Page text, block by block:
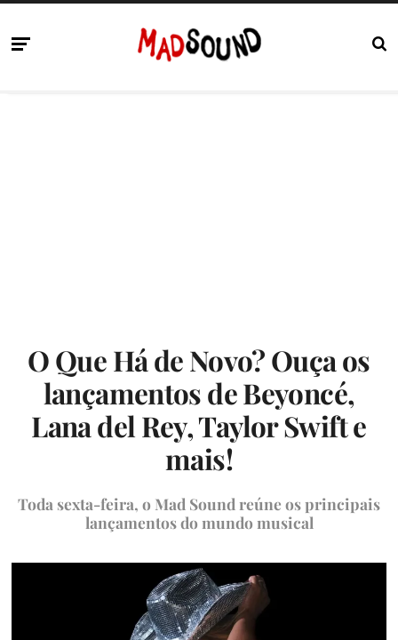
O Que Há de Novo? Ouça os
lançamentos de Beyoncé,
Lana del Rey, Taylor Swift e
mais!
Toda sexta-feira, o Mad Sound reúne os principais
lançamentos do mundo musical